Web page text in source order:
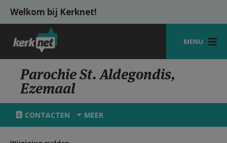
Overslaan en naar de inhoud gaan
Welkom bij Kerknet!
MENU
STARTPAGINA
KERK
VIERINGEN
Parochie St. Aldegondis,
Ezemaal
CONTACTEN MEER